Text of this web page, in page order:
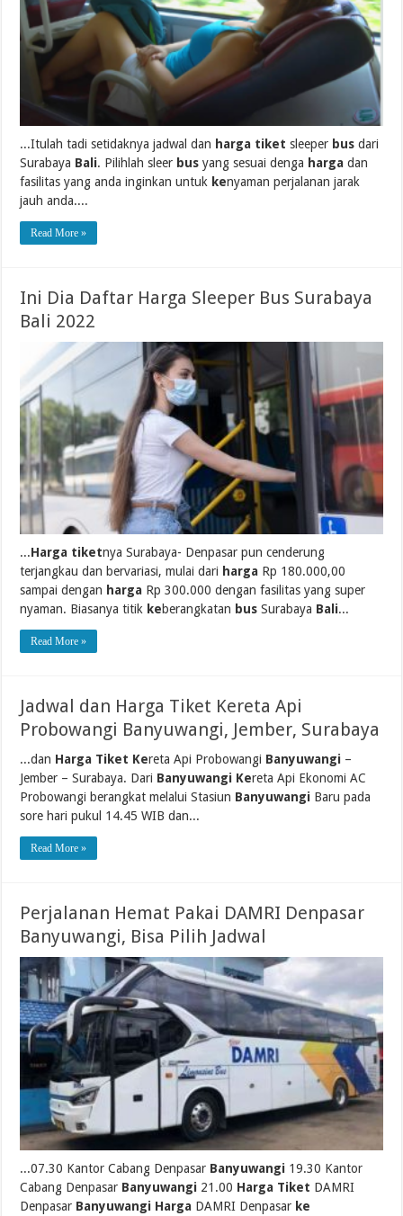
...Itulah tadi setidaknya jadwal dan harga tiket sleeper bus dari
Surabaya Bali. Pilihlah sleer bus yang sesuai denga harga dan
fasilitas yang anda inginkan untuk kenyaman perjalanan jarak
jauh anda....
Read More »
Ini Dia Daftar Harga Sleeper Bus Surabaya
Bali 2022
...Harga tiketnya Surabaya- Denpasar pun cenderung
terjangkau dan bervariasi, mulai dari harga Rp 180.000,00
sampai dengan harga Rp 300.000 dengan fasilitas yang super
nyaman. Biasanya titik keberangkatan bus Surabaya Bali...
Read More »
Jadwal dan Harga Tiket Kereta Api
Probowangi Banyuwangi, Jember, Surabaya
...dan Harga Tiket Kereta Api Probowangi Banyuwangi –
Jember – Surabaya. Dari Banyuwangi Kereta Api Ekonomi AC
Probowangi berangkat melalui Stasiun Banyuwangi Baru pada
sore hari pukul 14.45 WIB dan...
Read More »
Perjalanan Hemat Pakai DAMRI Denpasar
Banyuwangi, Bisa Pilih Jadwal
...07.30 Kantor Cabang Denpasar Banyuwangi 19.30 Kantor
Cabang Denpasar Banyuwangi 21.00 Harga Tiket DAMRI
Denpasar Banyuwangi Harga DAMRI Denpasar ke